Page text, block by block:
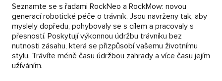
Seznamte se s řadami RockNeo a RockMow: novou
generací robotické péče o trávník. Jsou navrženy tak, aby
myslely dopředu, pohybovaly se s cílem a pracovaly s
přesností. Poskytují výkonnou údržbu trávníku bez
nutnosti zásahu, která se přizpůsobí vašemu životnímu
stylu. Trávíte méně času údržbou zahrady a více času jejím
užíváním.